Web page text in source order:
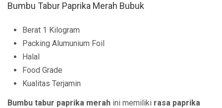
Bumbu Tabur Paprika Merah Bubuk
Berat 1 Kilogram
Packing Alumunium Foil
Halal
Food Grade
Kualitas Terjamin
Bumbu tabur paprika merah ini memiliki rasa paprika